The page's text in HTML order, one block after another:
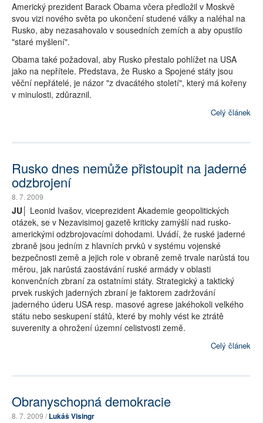
Americký prezident Barack Obama včera předložil v Moskvě
svou vizi nového světa po ukončení studené války a naléhal na
Rusko, aby nezasahovalo v sousedních zemích a aby opustilo
"staré myšlení".
Obama také požadoval, aby Rusko přestalo pohlížet na USA
jako na nepřítele. Představa, že Rusko a Spojené státy jsou
věční nepřátelé, je názor "z dvacátého století", který má kořeny
v minulosti, zdůraznil.
Celý článek
Rusko dnes nemůže přistoupit na jaderné
odzbrojení
8. 7. 2009
JU│
Leonid Ivašov, viceprezident Akademie geopolitických
otázek, se v Nezavisimoj gazetě kriticky zamýšlí nad rusko-
americkými odzbrojovacími dohodami. Uvádí, že ruské jaderné
zbraně jsou jedním z hlavních prvků v systému vojenské
bezpečnosti země a jejich role v obraně země trvale narůstá tou
měrou, jak narůstá zaostávání ruské armády v oblasti
konvenčních zbraní za ostatními státy. Strategický a taktický
prvek ruských jaderných zbraní je faktorem zadržování
jaderného úderu USA resp. masové agrese jakéhokoli velkého
státu nebo seskupení států, které by mohly vést ke ztrátě
suverenity a ohrožení územní celistvosti země.
Celý článek
Obranyschopná demokracie
8. 7. 2009 /Lukáš Visingr